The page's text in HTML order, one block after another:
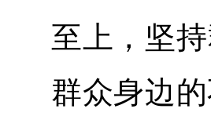
至上，坚
群众身边